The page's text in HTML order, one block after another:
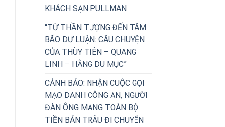
KHÁCH SẠN PULLMAN
“TỪ THẦN TƯỢNG ĐẾN TÂM
BÃO DƯ LUẬN: CÂU CHUYỆN
CỦA THÙY TIÊN – QUANG
LINH – HẰNG DU MỤC”
CẢNH BÁO: NHẬN CUỘC GỌI
MẠO DANH CÔNG AN, NGƯỜI
ĐÀN ÔNG MANG TOÀN BỘ
TIỀN BÁN TRÂU ĐI CHUYỂN